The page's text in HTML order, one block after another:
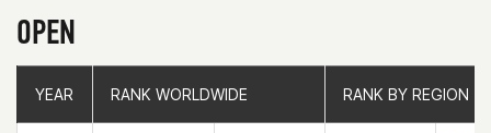
OPEN
YEAR RANK WORLDWIDE RANK BY REGION
YEAR RANK WORLDWIDE RANK BY REGION